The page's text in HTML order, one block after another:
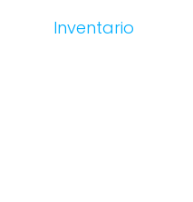
Inventario